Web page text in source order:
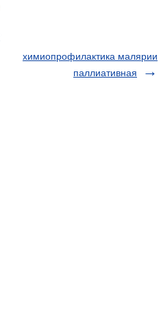
химиопрофилактика малярии
паллиативная